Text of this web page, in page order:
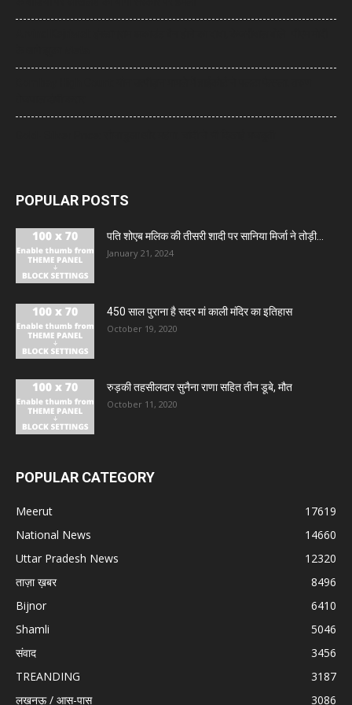
POPULAR POSTS
पति शोएब मलिक की तीसरी शादी पर सानिया मिर्जा ने तोड़ी...
January 21, 2024
450 साल पुराना है सदर मां काली मंदिर का इतिहास
October 19, 2020
रुड़की तहसीलदार सुनैना राणा सहित तीन डूबे, मौत
October 11, 2020
POPULAR CATEGORY
Meerut
17619
National News
14660
Uttar Pradesh News
12320
ताज़ा ख़बर
8496
Bijnor
6410
Shamli
5046
संवाद
3456
TREANDING
3187
लखनऊ / आस-पास
3086